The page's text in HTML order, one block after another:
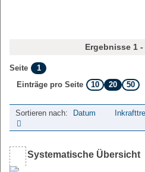
Ergebnisse 1
Seite
1
Einträge pro Seite
10 20 50
Sortieren nach: Datum
Systematische Übersicht